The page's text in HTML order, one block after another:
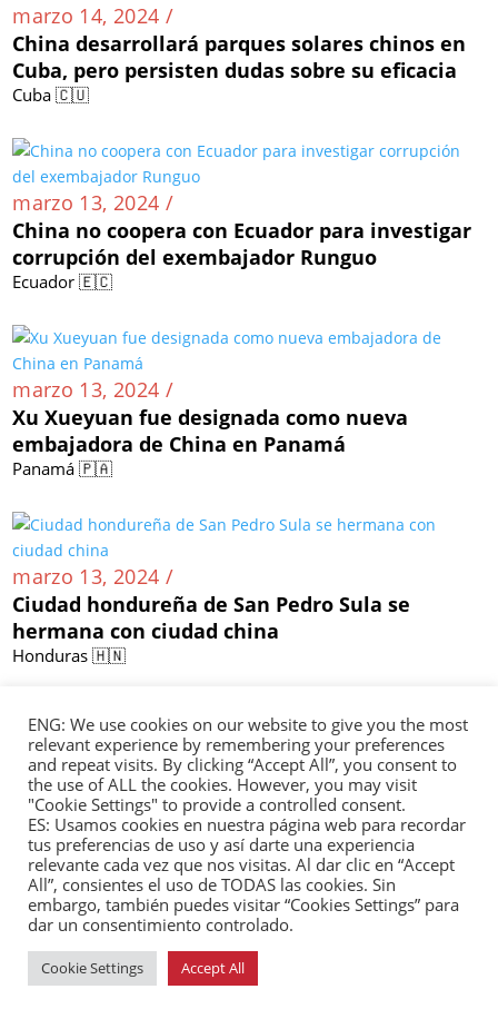
marzo 14, 2024 /
China desarrollará parques solares chinos en
Cuba, pero persisten dudas sobre su eficacia
Cuba 🇨🇺
marzo 13, 2024 /
China no coopera con Ecuador para investigar
corrupción del exembajador Runguo
Ecuador 🇪🇨
marzo 13, 2024 /
Xu Xueyuan fue designada como nueva
embajadora de China en Panamá
Panamá 🇵🇦
marzo 13, 2024 /
Ciudad hondureña de San Pedro Sula se
hermana con ciudad china
Honduras 🇭🇳
marzo 13, 2024 /
China habilita exportación a 38 nuevas plantas
cárnicas brasileñas
Brasil 🇧🇷
marzo 12, 2024 /
Exportaciones de café brasileño a China crecen
ENG: We use cookies on our website to give you the most
relevant experience by remembering your preferences
and repeat visits. By clicking “Accept All”, you consent to
the use of ALL the cookies. However, you may visit
"Cookie Settings" to provide a controlled consent.
ES: Usamos cookies en nuestra página web para recordar
tus preferencias de uso y así darte una experiencia
relevante cada vez que nos visitas. Al dar clic en “Accept
All”, consientes el uso de TODAS las cookies. Sin
embargo, también puedes visitar “Cookies Settings” para
dar un consentimiento controlado.
Cookie Settings Accept All